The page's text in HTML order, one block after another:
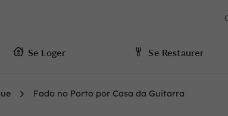
Se Loger Se Restaurer
Fado no Porto por Casa da Guitarra